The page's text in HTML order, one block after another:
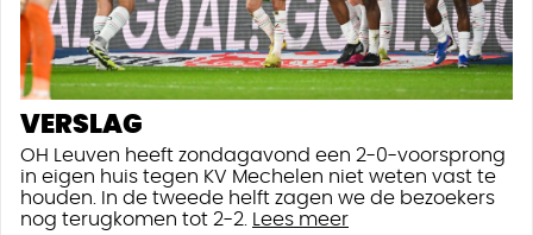
VERSLAG
OH Leuven heeft zondagavond een 2-0-voorsprong
in eigen huis tegen KV Mechelen niet weten vast te
houden. In de tweede helft zagen we de bezoekers
nog terugkomen tot 2-2.
Lees meer